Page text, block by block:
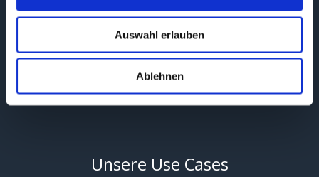
Auswahl erlauben
Ablehnen
Unsere Use Cases